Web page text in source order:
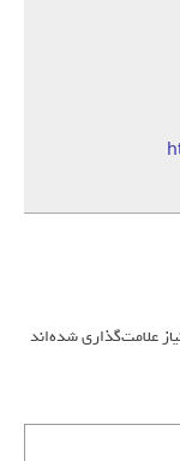
علامت‌گذاری شده‌اند